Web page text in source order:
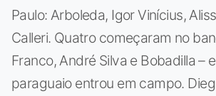
Paulo: Arboleda, Igor Vinícius,
Calleri. Quatro começaram no
Franco, André Silva e Bobadilla –
paraguaio entrou em campo.